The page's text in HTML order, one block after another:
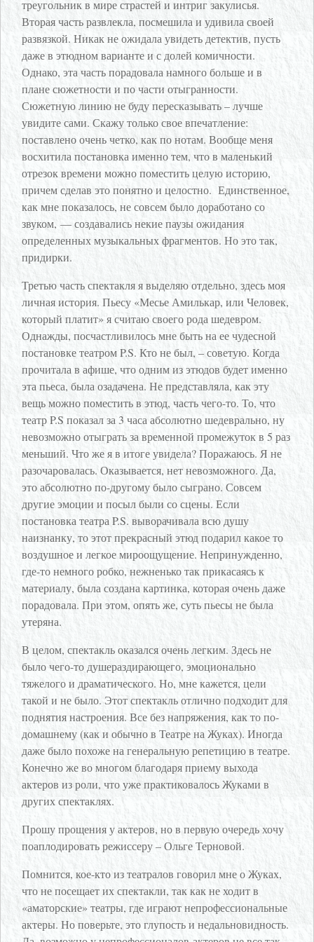
треугольник в мире страстей и интриг закулисья.
Вторая часть развлекла, посмешила и удивила своей
развязкой. Никак не ожидала увидеть детектив, пусть
даже в этюдном варианте и с долей комичности.
Однако, эта часть порадовала намного больше и в
плане сюжетности и по части отыгранности.
Сюжетную линию не буду пересказывать – лучше
увидите сами. Скажу только свое впечатление:
поставлено очень четко, как по нотам. Вообще меня
восхитила постановка именно тем, что в маленький
отрезок времени можно поместить целую историю,
причем сделав это понятно и целостно. Единственное,
как мне показалось, не совсем было доработано со
звуком, — создавались некие паузы ожидания
определенных музыкальных фрагментов. Но это так,
придирки.
Третью часть спектакля я выделяю отдельно, здесь моя
личная история. Пьесу «Месье Амилькар, или Человек,
который платит» я считаю своего рода шедевром.
Однажды, посчастливилось мне быть на ее чудесной
постановке театром P.S. Кто не был, – советую. Когда
прочитала в афише, что одним из этюдов будет именно
эта пьеса, была озадачена. Не представляла, как эту
вещь можно поместить в этюд, часть чего-то. То, что
театр P.S показал за 3 часа абсолютно шедеврально, ну
невозможно отыграть за временной промежуток в 5 раз
меньший. Что же я в итоге увидела? Поражаюсь. Я не
разочаровалась. Оказывается, нет невозможного. Да,
это абсолютно по-другому было сыграно. Совсем
другие эмоции и посыл были со сцены. Если
постановка театра P.S. выворачивала всю душу
наизнанку, то этот прекрасный этюд подарил какое то
воздушное и легкое мироощущение. Непринужденно,
где-то немного робко, нежненько так прикасаясь к
материалу, была создана картинка, которая очень даже
порадовала. При этом, опять же, суть пьесы не была
утеряна.
В целом, спектакль оказался очень легким. Здесь не
было чего-то душераздирающего, эмоционально
тяжелого и драматического. Но, мне кажется, цели
такой и не было. Этот спектакль отлично подходит для
поднятия настроения. Все без напряжения, как то по-
домашнему (как и обычно в Театре на Жуках). Иногда
даже было похоже на генеральную репетицию в театре.
Конечно же во многом благодаря приему выхода
актеров из роли, что уже практиковалось Жуками в
других спектаклях.
Прошу прощения у актеров, но в первую очередь хочу
поаплодировать режиссеру – Ольге Терновой.
Помнится, кое-кто из театралов говорил мне о Жуках,
что не посещает их спектакли, так как не ходит в
«аматорские» театры, где играют непрофессиональные
актеры. Но поверьте, это глупость и недальновидность.